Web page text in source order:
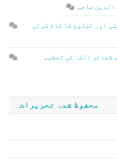
الدین صاحب
اور تبلیغ کا کام کرتی
شعائر اللہ کی تعظیم
محفوظ شدہ تحریرات